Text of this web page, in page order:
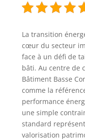
La transition
cœur du secteur
face à un défi de
bâti. Au centre de
Bâtiment Basse
comme la
performance
une simple
standard
valorisation